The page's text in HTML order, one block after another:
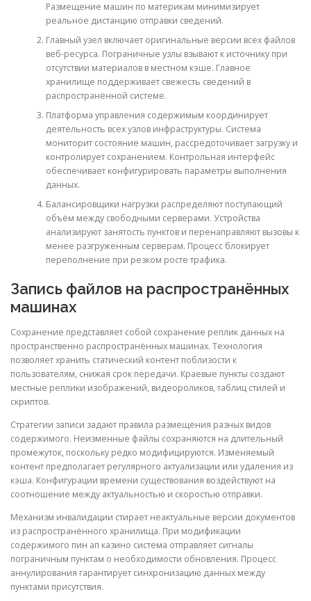
Размещение машин по материкам минимизирует
реальное дистанцию отправки сведений.
Главный узел включает оригинальные версии всех файлов
веб-ресурса. Пограничные узлы взывают к источнику при
отсутствии материалов в местном кэше. Главное
хранилище поддерживает свежесть сведений в
распространённой системе.
Платформа управления содержимым координирует
деятельность всех узлов инфраструктуры. Система
мониторит состояние машин, рассредоточивает загрузку и
контролирует сохранением. Контрольная интерфейс
обеспечивает конфигурировать параметры выполнения
данных.
Балансировщики нагрузки распределяют поступающий
объём между свободными серверами. Устройства
анализируют занятость пунктов и перенаправляют вызовы к
менее разгруженным серверам. Процесс блокирует
переполнение при резком росте трафика.
Запись файлов на распространённых
машинах
Сохранение представляет собой сохранение реплик данных на
пространственно распространённых машинах. Технология
позволяет хранить статический контент поблизости к
пользователям, снижая срок передачи. Краевые пункты создают
местные реплики изображений, видеороликов, таблиц стилей и
скриптов.
Стратегии записи задают правила размещения разных видов
содержимого. Неизменные файлы сохраняются на длительный
промежуток, поскольку редко модифицируются. Изменяемый
контент предполагает регулярного актуализации или удаления из
кэша. Конфигурации времени существования воздействуют на
соотношение между актуальностью и скоростью отправки.
Механизм инвалидации стирает неактуальные версии документов
из распространённого хранилища. При модификации
содержимого пин ап казино система отправляет сигналы
пограничным пунктам о необходимости обновления. Процесс
аннулирования гарантирует синхронизацию данных между
пунктами присутствия.